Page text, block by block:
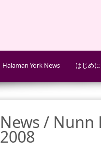
Halaman York News はじめに
News / Nunn
2008